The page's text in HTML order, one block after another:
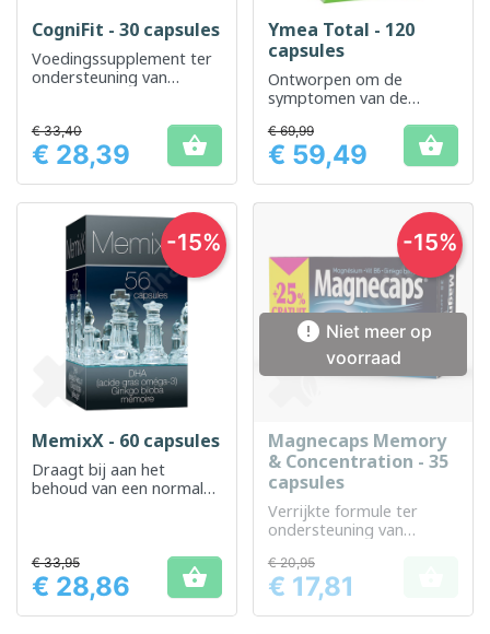
CogniFit - 30 capsules
Voedingssupplement ter
ondersteuning van
Prijs
€ 33,40
€ 28,39 
Ymea Total - 120
capsules
Ontworpen om de
symptomen van de
wijze te verlichten
Prijs
€ 69,99
€ 59,49 
MemixX - 60 capsules
Draagt ​​bij aan het
behoud van een normale
Prijs
€ 33,95
€ 28,86 
-15%
 Niet meer op
voorraad
Magnecaps Memory
& Concentration - 35
capsules
Verrijkte formule ter
ondersteuning van
Prijs
€ 20,95
€ 17,81
-15%